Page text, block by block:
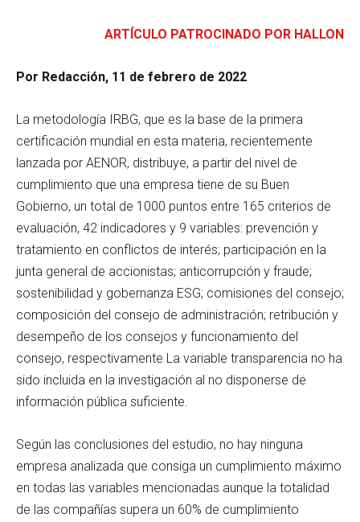
ARTÍCULO PATROCINADO POR HALLON
Por Redacción, 11 de febrero de 2022
La metodología IRBG, que es la base de la primera
certificación mundial en esta materia, recientemente
lanzada por AENOR, distribuye, a partir del nivel de
cumplimiento que una empresa tiene de su Buen
Gobierno, un total de 1000 puntos entre 165 criterios de
evaluación, 42 indicadores y 9 variables: prevención y
tratamiento en conflictos de interés; participación en la
junta general de accionistas; anticorrupción y fraude;
sostenibilidad y gobernanza ESG; comisiones del consejo;
composición del consejo de administración; retribución y
desempeño de los consejos y funcionamiento del
consejo, respectivamente La variable transparencia no ha
sido incluida en la investigación al no disponerse de
información pública suficiente.
Según las conclusiones del estudio, no hay ninguna
empresa analizada que consiga un cumplimiento máximo
en todas las variables mencionadas aunque la totalidad
de las compañías supera un 60% de cumplimiento